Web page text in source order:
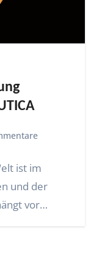
ist im
und der
vor…